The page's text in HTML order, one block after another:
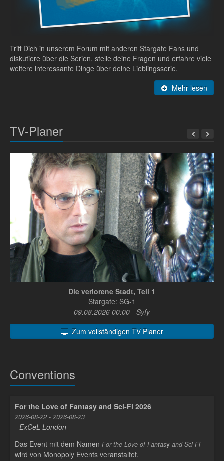
Triff Dich in unserem Forum mit anderen Stargate Fans und
diskutiere über die Serien, stelle deine Fragen und erfahre viele
weitere interessante Dinge über deine Lieblingsserie.
Mehr lesen
TV-Planer
Die verlorene Stadt, Teil 1
Stargate: SG-1
09.08.2026 00:00 - Syfy
Zum vollständigen TV Planer
Conventions
For the Love of Fantasy and Sci-Fi 2026
2026-08-22 - 2026-08-23
- ExCeL London -
Das Event mit dem Namen For the Love of Fantasy and Sci-Fi
wird von Monopoly Events veranstaltet.